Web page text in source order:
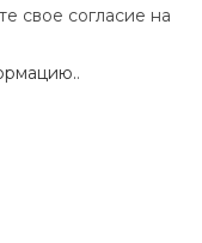
свое согласие на
.